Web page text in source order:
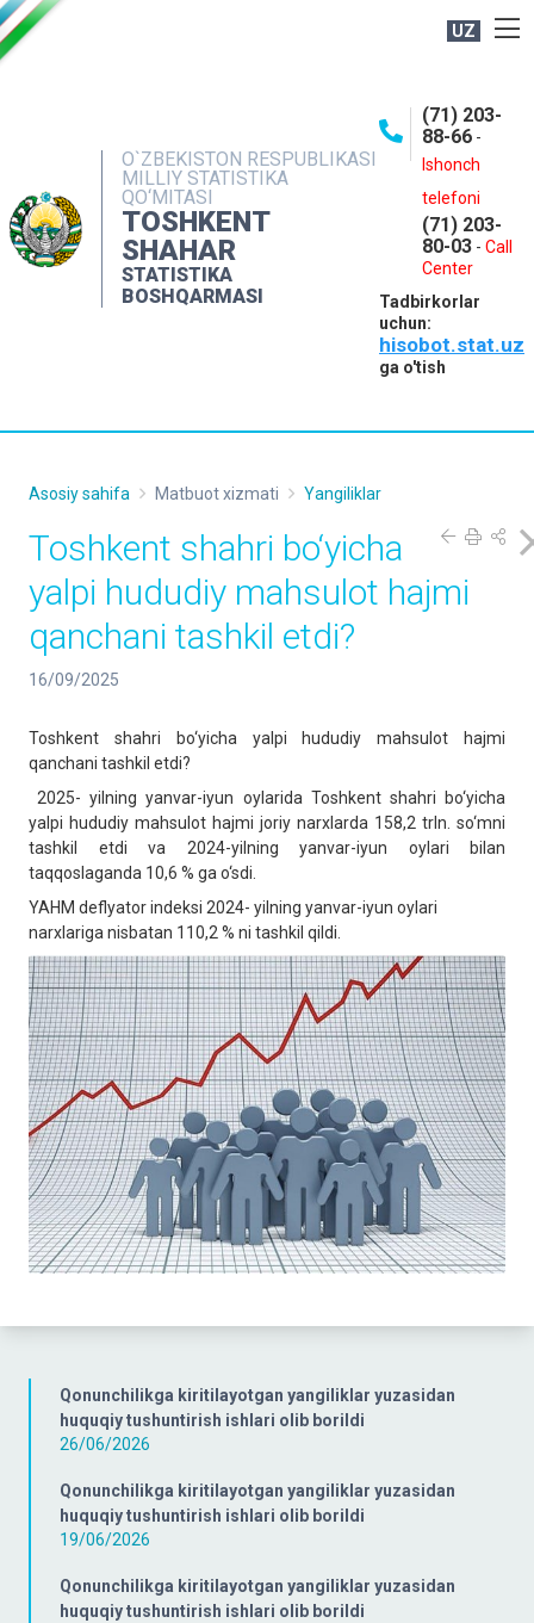
UZ
O`ZBEKISTON RESPUBLIKASI
MILLIY STATISTIKA
QO‘MITASI
TOSHKENT
SHAHAR
STATISTIKA
BOSHQARMASI
(71) 203-
88-66 -
Ishonch
telefoni
(71) 203-
80-03 - Call
Center
Tadbirkorlar
uchun:
hisobot.stat.uz
ga o'tish
NASHRLAR
INTERAKTIV XIZMATLAR
MATBUOT XIZMATI
MUROJAATLAR
Qonunchilikga kiritilayotgan yangiliklar yuzasidan
huquqiy tushuntirish ishlari olib borildi
26/06/2026
Qonunchilikga kiritilayotgan yangiliklar yuzasidan
huquqiy tushuntirish ishlari olib borildi
19/06/2026
Qonunchilikga kiritilayotgan yangiliklar yuzasidan
huquqiy tushuntirish ishlari olib borildi
Asosiy sahifa Matbuot xizmati Yangiliklar
Toshkent shahri bo‘yicha
yalpi hududiy mahsulot hajmi
qanchani tashkil etdi?
16/09/2025
Toshkent shahri bo‘yicha yalpi hududiy mahsulot hajmi
qanchani tashkil etdi?
2025- yilning yanvar-iyun oylarida Toshkent shahri bo‘yicha
yalpi hududiy mahsulot hajmi joriy narxlarda 158,2 trln. so‘mni
tashkil etdi va 2024-yilning yanvar-iyun oylari bilan
taqqoslaganda 10,6 % ga o‘sdi.
YAHM deflyator indeksi 2024- yilning yanvar-iyun oylari
narxlariga nisbatan 110,2 % ni tashkil qildi.